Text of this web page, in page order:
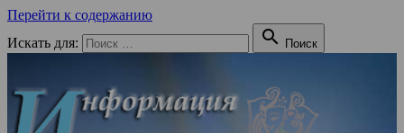
Перейти к содержанию
Искать для:
 Поиск